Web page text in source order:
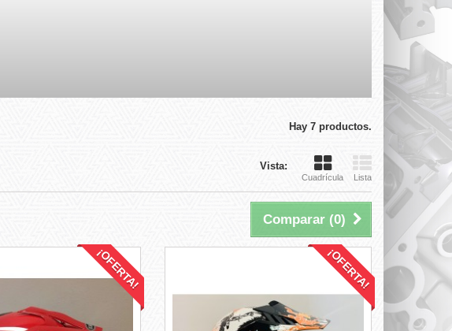
Hay 7 productos.
Vista:
Cuadrícula Lista
Comparar (0)
¡OFERTA! ¡OFERTA!